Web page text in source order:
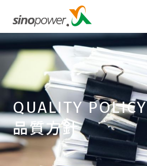
QUALITY POLICY
品質方針